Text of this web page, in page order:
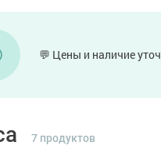
💬 Цены и наличие
7 продуктов